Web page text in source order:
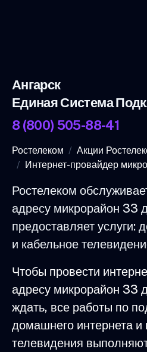
Ангарск
Единая Система
8 (800) 505-88-41
Ростелеком
Акции
Интернет-провайдер
Ростелеком
адресу микрорайон 33
предоставляет услуги:
и кабельное
Чтобы провести
адресу микрорайон 33
ждать, все работы по
домашнего интернета и
телевидения